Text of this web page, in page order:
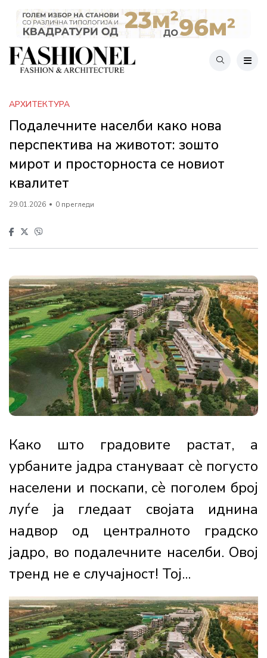
АРХИТЕКТУРА
Подалечните населби како нова
перспектива на животот: зошто
мирот и просторноста се новиот
квалитет
29.01.2026 0 прегледи
Како што градовите растат, а
урбаните јадра стануваат сè погусто
населени и поскапи, сè поголем број
луѓе ја гледаат својата иднина
надвор од централното градско
јадро, во подалечните населби. Овој
тренд не е случајност! Тој...